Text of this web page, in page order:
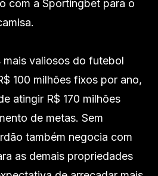
com a Sportingbet para o
valiosos do futebol
100 milhões fixos por ano,
atingir R$ 170 milhões
de metas. Sem
também negocia com
as demais propriedades